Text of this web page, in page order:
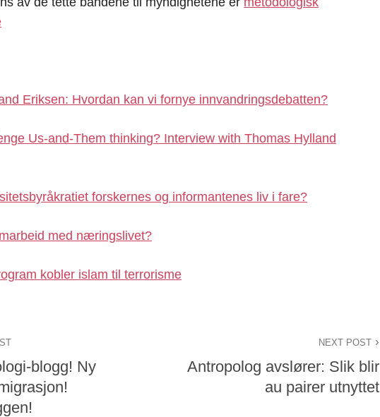
Eriksen: Hvordan kan vi fornye innvandringsdebatten?
Us-and-Them thinking? Interview with Thomas Hylland
forskernes og informantenes liv i fare?
med næringslivet?
kobler islam til terrorisme
blogg! Ny
NEXT POST
Antropolog avslører: Slik blir
au pairer utnyttet